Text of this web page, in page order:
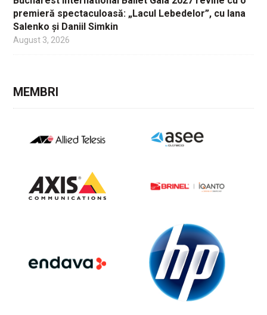
premieră spectaculoasă: „Lacul Lebedelor”, cu Iana
Salenko și Daniil Simkin
August 3, 2026
MEMBRI